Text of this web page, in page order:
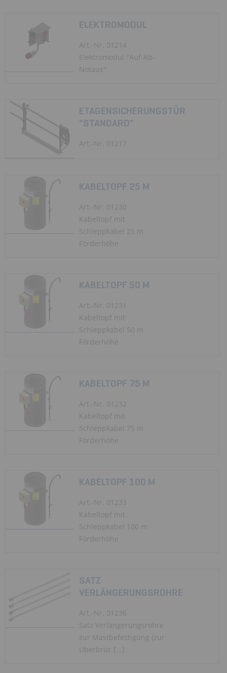
ELEKTROMODUL
Art.-Nr. 01214
Elektromodul "Auf-Ab-
Notaus"
ETAGENSICHERUNGSTÜR
"STANDARD"
Art.-Nr. 01217
KABELTOPF 25 M
Art.-Nr. 01230
Kabeltopf mit
Schleppkabel 25 m
Förderhöhe
KABELTOPF 50 M
Art.-Nr. 01231
Kabeltopf mit
Schleppkabel 50 m
Förderhöhe
KABELTOPF 75 M
Art.-Nr. 01232
Kabeltopf mit
Schleppkabel 75 m
Förderhöhe
KABELTOPF 100 M
Art.-Nr. 01233
Kabeltopf mit
Schleppkabel 100 m
Förderhöhe
SATZ
VERLÄNGERUNGSROHRE
Art.-Nr. 01236
Satz Verlängerungsrohre
zur Mastbefestigung (zur
Überbrüc [...]